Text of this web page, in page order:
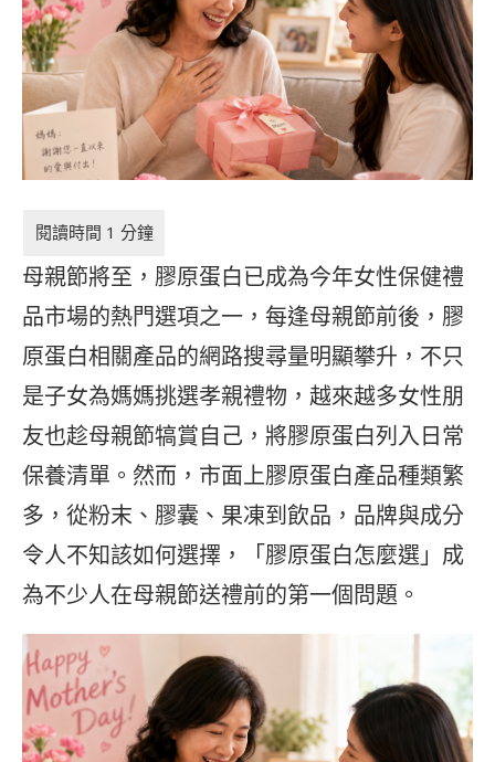
母親節將至，膠原蛋白已成為今年女性保健禮
品市場的熱門選項之一，每逢母親節前後，膠
原蛋白相關產品的網路搜尋量明顯攀升，不只
是子女為媽媽挑選孝親禮物，越來越多女性朋
友也趁母親節犒賞自己，將膠原蛋白列入日常
保養清單。然而，市面上膠原蛋白產品種類繁
多，從粉末、膠囊、果凍到飲品，品牌與成分
令人不知該如何選擇，「膠原蛋白怎麼選」成
為不少人在母親節送禮前的第一個問題。